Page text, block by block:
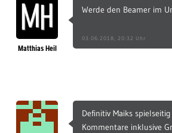
Matthias Heil
Werde den Beamer im
03.06.2018, 20:32 Uhr
Definitiv Maiks
Kommentare inklusive